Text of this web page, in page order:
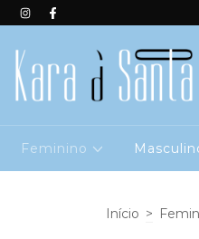
Feminino
Início >